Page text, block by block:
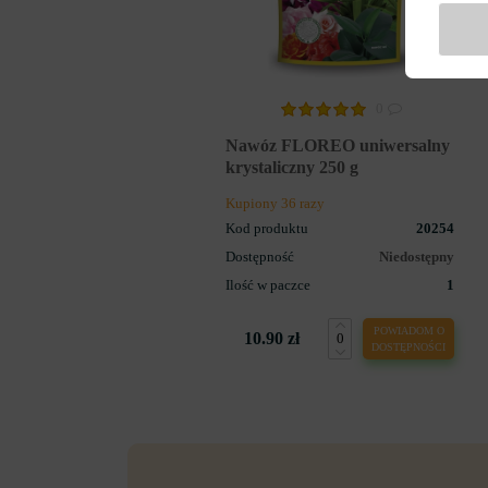
Nawóz FLOREO uniwersalny
krystaliczny 250 g
Kupiony 36 razy
Kod produktu
20254
Dostępność
Niedostępny
Ilość w paczce
1
10.90 zł
POWIADOM O
DOSTĘPNOŚCI